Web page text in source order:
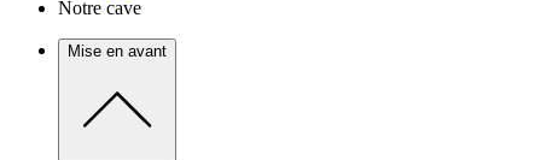
Notre cave
Mise en avant